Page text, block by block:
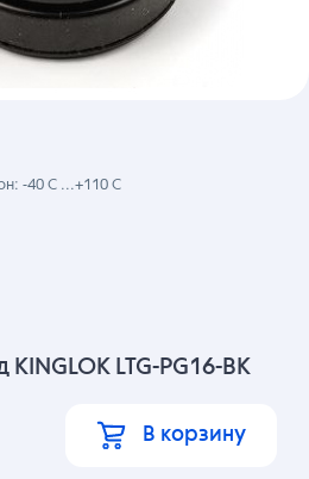
LTG-PG16-BK
-40 C ...+110 C
В корзину